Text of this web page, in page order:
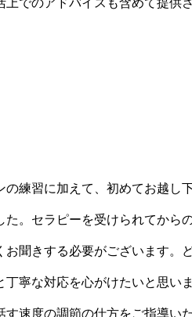
上でのアドバイスも含めて提供
の練習に加えて、初めてお越し
た。セラピーを受けられてから
お聞きする必要がございます。
丁寧な対応を心がけたいと思い
す速度の調節の仕方をご指導い